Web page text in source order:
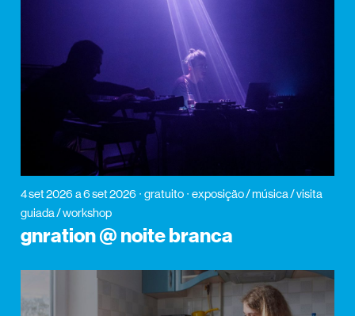
4 set 2026 a 6 set 2026 gratuito
exposição / música / visita
guiada / workshop
gnration @ noite branca